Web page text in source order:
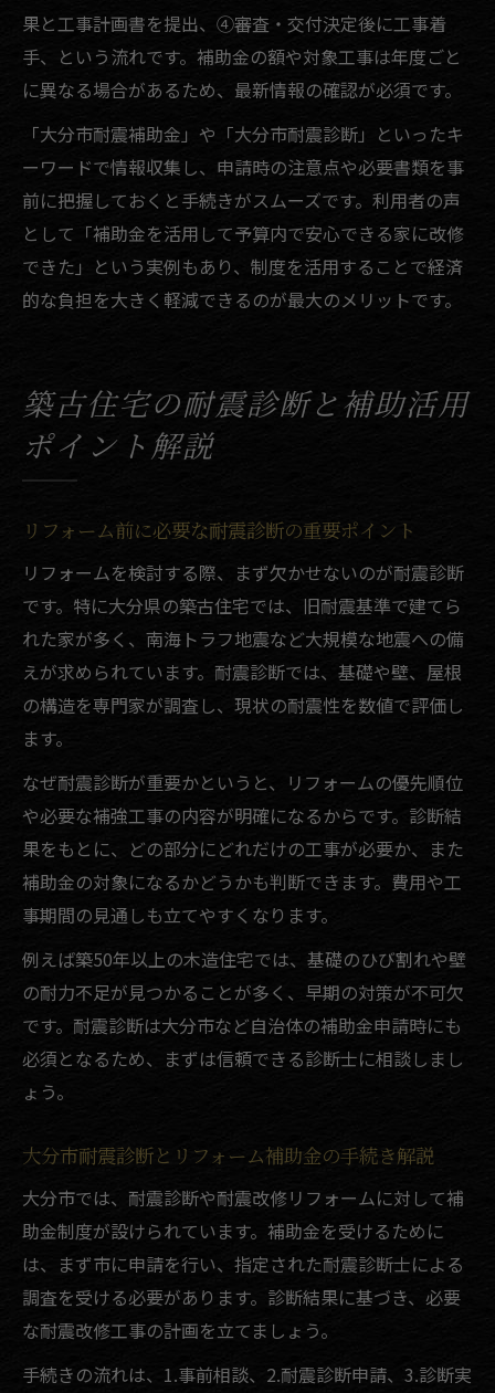
果と工事計画書を提出、④審査・交付決定後に工事着
手、という流れです。補助金の額や対象工事は年度ごと
に異なる場合があるため、最新情報の確認が必須です。
「大分市耐震補助金」や「大分市耐震診断」といったキ
ーワードで情報収集し、申請時の注意点や必要書類を事
前に把握しておくと手続きがスムーズです。利用者の声
として「補助金を活用して予算内で安心できる家に改修
できた」という実例もあり、制度を活用することで経済
的な負担を大きく軽減できるのが最大のメリットです。
築古住宅の耐震診断と補助活用
ポイント解説
リフォーム前に必要な耐震診断の重要ポイント
リフォームを検討する際、まず欠かせないのが耐震診断
です。特に大分県の築古住宅では、旧耐震基準で建てら
れた家が多く、南海トラフ地震など大規模な地震への備
えが求められています。耐震診断では、基礎や壁、屋根
の構造を専門家が調査し、現状の耐震性を数値で評価し
ます。
なぜ耐震診断が重要かというと、リフォームの優先順位
や必要な補強工事の内容が明確になるからです。診断結
果をもとに、どの部分にどれだけの工事が必要か、また
補助金の対象になるかどうかも判断できます。費用や工
事期間の見通しも立てやすくなります。
例えば築50年以上の木造住宅では、基礎のひび割れや壁
の耐力不足が見つかることが多く、早期の対策が不可欠
です。耐震診断は大分市など自治体の補助金申請時にも
必須となるため、まずは信頼できる診断士に相談しまし
ょう。
大分市耐震診断とリフォーム補助金の手続き解説
大分市では、耐震診断や耐震改修リフォームに対して補
助金制度が設けられています。補助金を受けるために
は、まず市に申請を行い、指定された耐震診断士による
調査を受ける必要があります。診断結果に基づき、必要
な耐震改修工事の計画を立てましょう。
手続きの流れは、1.事前相談、2.耐震診断申請、3.診断実